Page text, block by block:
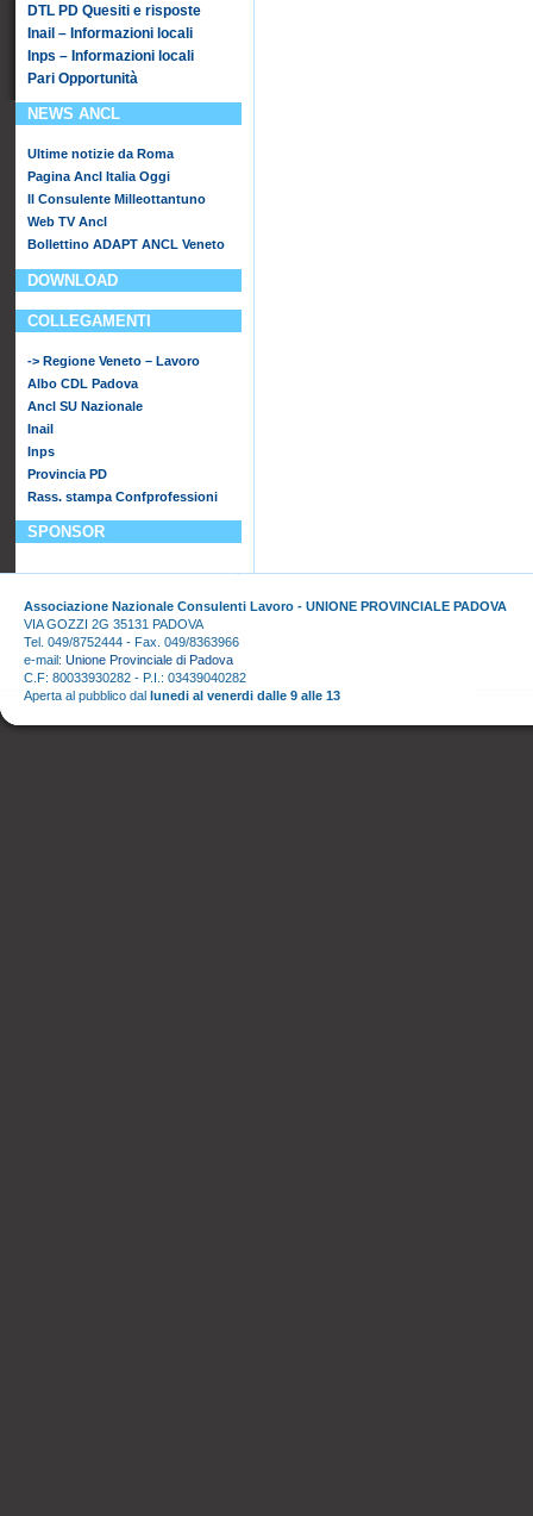
DTL PD Quesiti e risposte
Inail – Informazioni locali
Inps – Informazioni locali
Pari Opportunità
NEWS ANCL
Ultime notizie da Roma
Pagina Ancl Italia Oggi
Il Consulente Milleottantuno
Web TV Ancl
Bollettino ADAPT ANCL Veneto
DOWNLOAD
COLLEGAMENTI
-> Regione Veneto – Lavoro
Albo CDL Padova
Ancl SU Nazionale
Inail
Inps
Provincia PD
Rass. stampa Confprofessioni
SPONSOR
Associazione Nazionale Consulenti Lavoro - UNIONE PROVINCIALE PADOVA
VIA GOZZI 2G 35131 PADOVA
Tel. 049/8752444 - Fax. 049/8363966
e-mail: Unione Provinciale di Padova
C.F: 80033930282 - P.I.: 03439040282
Aperta al pubblico dal lunedi al venerdi dalle 9 alle 13